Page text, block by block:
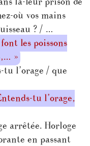
où vos mains
? / …
les poissons
»
l’orage / que
tu l’orage,
arrêtée. Horloge
en passant